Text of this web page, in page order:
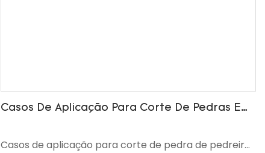
Casos De Aplicação Para Corte De Pedras Em
Casos de aplicação para corte de pedra de pedreira